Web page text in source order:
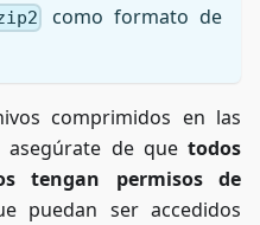
como formato de
comprimidos en las
asegúrate de que todos
tengan permisos de
puedan ser accedidos